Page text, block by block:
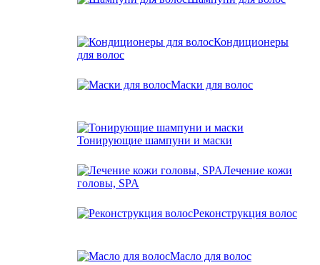
Кондиционеры
для волос
Маски для волос
Тонирующие шампуни и маски
Лечение кожи
головы, SPA
Реконструкция волос
Масло для волос